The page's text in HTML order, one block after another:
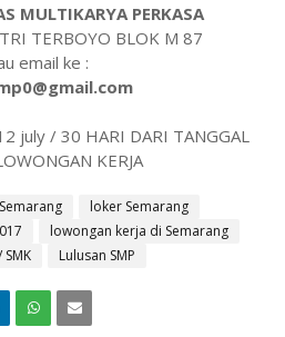
MULTIKARYA PERKASA
TERBOYO BLOK M 87
email ke :
july / 30 HARI DARI TANGGAL
KERJA
loker Semarang
lowongan kerja di Semarang
SMK Lulusan SMP